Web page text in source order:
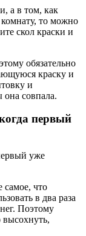
а в том, как
то можно
скол краски и
обязательно
краску и
и
совпала.
первый
самое, что
в два раза
Поэтому
высохнуть,